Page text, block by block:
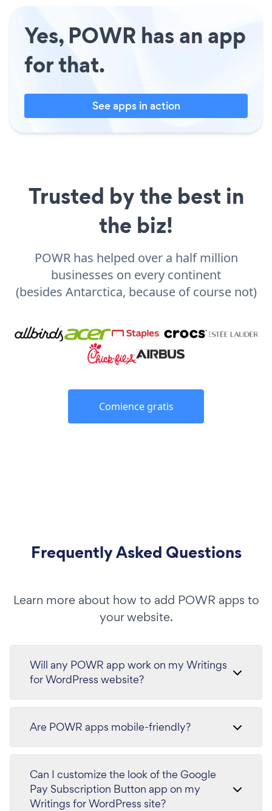
Yes, POWR has an app
for that.
See apps in action
Trusted by the best in
the biz!
POWR has helped over a half million
businesses on every continent
(besides Antarctica, because of course not)
Comience gratis
Frequently Asked Questions
Learn more about how to add POWR apps to
your website.
Will any POWR app work on my Writings
for WordPress website?
Are POWR apps mobile-friendly?
Can I customize the look of the Google
Pay Subscription Button app on my
Writings for WordPress site?